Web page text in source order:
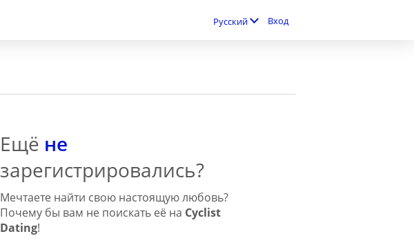
Русский Вход
Ещё не
зарегистрировались?
Мечтаете найти свою настоящую любовь?
Почему бы вам не поискать её на Cyclist
Dating!